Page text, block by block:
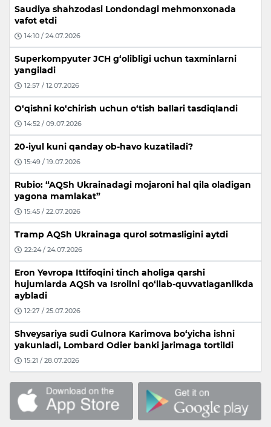
Saudiya shahzodasi Londondagi mehmonxonada
vafot etdi
14:10 / 24.07.2026
Superkompyuter JCH g‘olibligi uchun taxminlarni
yangiladi
12:57 / 12.07.2026
O‘qishni ko‘chirish uchun o‘tish ballari tasdiqlandi
14:52 / 09.07.2026
20-iyul kuni qanday ob-havo kuzatiladi?
15:49 / 19.07.2026
Rubio: “AQSh Ukrainadagi mojaroni hal qila oladigan
yagona mamlakat”
15:45 / 22.07.2026
Tramp AQSh Ukrainaga qurol sotmasligini aytdi
22:24 / 24.07.2026
Eron Yevropa Ittifoqini tinch aholiga qarshi
hujumlarda AQSh va Isroilni qo‘llab-quvvatlaganlikda
aybladi
12:27 / 25.07.2026
Shveysariya sudi Gulnora Karimova bo‘yicha ishni
yakunladi, Lombard Odier banki jarimaga tortildi
15:21 / 28.07.2026